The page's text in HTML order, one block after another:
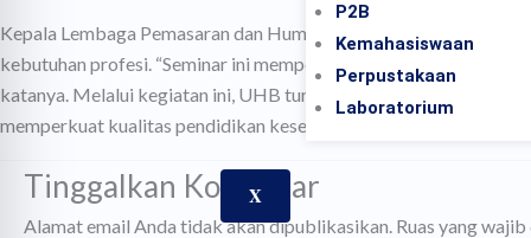
P2B
Kemahasiswaan
Perpustakaan
Laboratorium
X
Kepala Lembaga Pemasaran dan Humas UHB, Riska Nadiya
kebutuhan profesi. “Seminar ini mempertemukan mahasiswa
katanya. Melalui kegiatan ini, UHB turut mendukung
memperkuat kualitas pendidikan kesehatan yang aman, etis, dan
Tinggalkan Komentar
Alamat email Anda tidak akan dipublikasikan. Ruas yang